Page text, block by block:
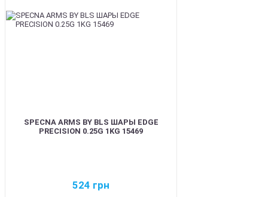
SPECNA ARMS BY BLS ШАРЫ EDGE
PRECISION 0.25G 1KG 15469
524 грн